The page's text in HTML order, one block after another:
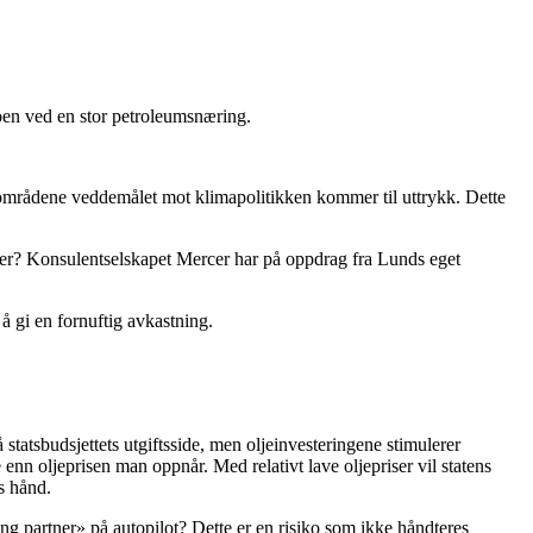
ved en stor petroleumsnæring.
veddemålet mot klimapolitikken kommer til uttrykk. Dette
Konsulentselskapet Mercer har på oppdrag fra Lunds eget
gi en fornuftig avkastning.
utgiftsside, men oljeinvesteringene stimulerer
oljeprisen man oppnår. Med relativt lave oljepriser vil statens
hånd.
partner» på autopilot? Dette er en risiko som ikke håndteres